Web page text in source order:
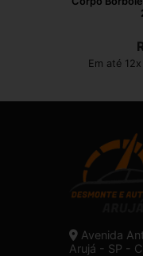
Em até
Avenida
Arujá - SP -